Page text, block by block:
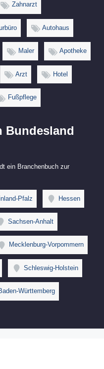
Zahnarzt
Autohaus
Maler Apotheke
Arzt Hotel
Fußpflege
Bundesland
ein Branchenbuch zur
Pfalz Hessen
Sachsen-Anhalt
Mecklenburg-Vorpommern
Schleswig-Holstein
Württemberg